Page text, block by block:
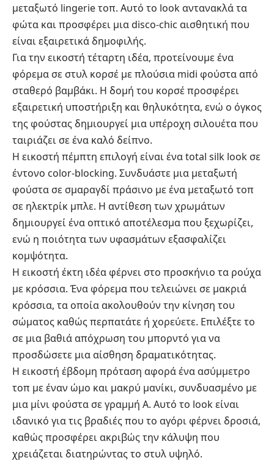
μεταξωτό lingerie τοπ. Αυτό το look αντανακλά τα
φώτα και προσφέρει μια disco-chic αισθητική που
είναι εξαιρετικά δημοφιλής.
Για την εικοστή τέταρτη ιδέα, προτείνουμε ένα
φόρεμα σε στυλ κορσέ με πλούσια midi φούστα από
σταθερό βαμβάκι. Η δομή του κορσέ προσφέρει
εξαιρετική υποστήριξη και θηλυκότητα, ενώ ο όγκος
της φούστας δημιουργεί μια υπέροχη σιλουέτα που
ταιριάζει σε ένα καλό δείπνο.
Η εικοστή πέμπτη επιλογή είναι ένα total silk look σε
έντονο color-blocking. Συνδυάστε μια μεταξωτή
φούστα σε σμαραγδί πράσινο με ένα μεταξωτό τοπ
σε ηλεκτρίκ μπλε. Η αντίθεση των χρωμάτων
δημιουργεί ένα οπτικό αποτέλεσμα που ξεχωρίζει,
ενώ η ποιότητα των υφασμάτων εξασφαλίζει
κομψότητα.
Η εικοστή έκτη ιδέα φέρνει στο προσκήνιο τα ρούχα
με κρόσσια. Ένα φόρεμα που τελειώνει σε μακριά
κρόσσια, τα οποία ακολουθούν την κίνηση του
σώματος καθώς περπατάτε ή χορεύετε. Επιλέξτε το
σε μια βαθιά απόχρωση του μπορντό για να
προσδώσετε μια αίσθηση δραματικότητας.
Η εικοστή έβδομη πρόταση αφορά ένα ασύμμετρο
τοπ με έναν ώμο και μακρύ μανίκι, συνδυασμένο με
μια μίνι φούστα σε γραμμή Α. Αυτό το look είναι
ιδανικό για τις βραδιές που το αγόρι φέρνει δροσιά,
καθώς προσφέρει ακριβώς την κάλυψη που
χρειάζεται διατηρώντας το στυλ υψηλό.